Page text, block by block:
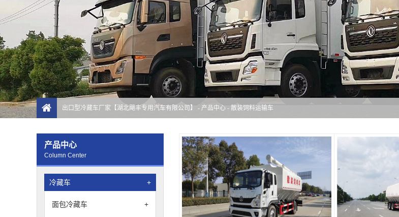
出口型冷藏车厂家【湖北飓丰专用汽车有限公司】 - 产品中心 - 散装饲料运输车
产品中心
Column Center
冷藏车 +
面包冷藏车 +